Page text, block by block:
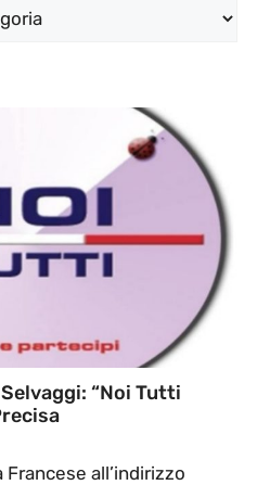
“Noi Tutti
Francese all’indirizzo